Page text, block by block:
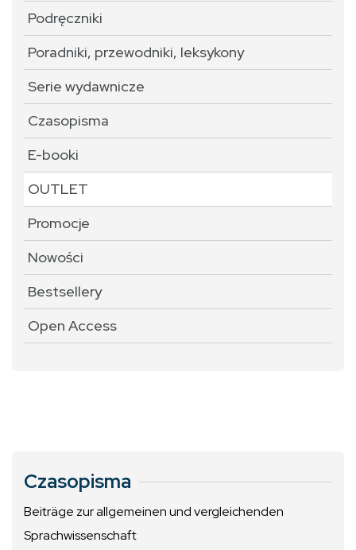
Podręczniki
Poradniki, przewodniki, leksykony
Serie wydawnicze
Czasopisma
E-booki
OUTLET
Promocje
Nowości
Bestsellery
Open Access
Czasopisma
Beiträge zur allgemeinen und vergleichenden
Sprachwissenschaft